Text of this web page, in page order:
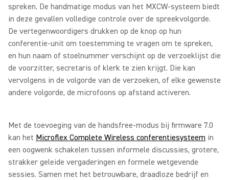
spreken. De handmatige modus van het MXCW-systeem biedt
in deze gevallen volledige controle over de spreekvolgorde.
De vertegenwoordigers drukken op de knop op hun
conferentie-unit om toestemming te vragen om te spreken,
en hun naam of stoelnummer verschijnt op de verzoeklijst die
de voorzitter, secretaris of klerk te zien krijgt. Die kan
vervolgens in de volgorde van de verzoeken, of elke gewenste
andere volgorde, de microfoons op afstand activeren.
Met de toevoeging van de handsfree-modus bij firmware 7.0
kan het Microflex Complete Wireless conferentiesysteem in
een oogwenk schakelen tussen informele discussies, grotere,
strakker geleide vergaderingen en formele wetgevende
sessies. Samen met het betrouwbare, draadloze bedrijf en